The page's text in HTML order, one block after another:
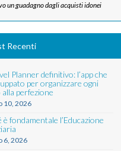
un guadagno dagli acquisti idonei
Recenti
Planner definitivo: l’app che
per organizzare ogni
alla perfezione
10, 2026
è fondamentale l’Educazione
6, 2026